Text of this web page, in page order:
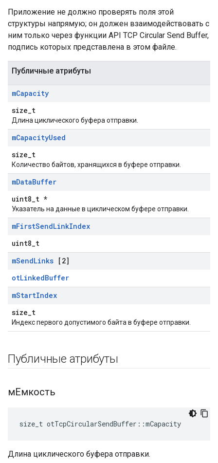
Приложение не должно проверять поля этой
структуры напрямую; он должен взаимодействовать с
ним только через функции API TCP Circular Send Buffer,
подпись которых представлена ​​в этом файле.
Публичные атрибуты
mCapacity
size_t
Длина циклического буфера отправки.
mCapacityUsed
size_t
Количество байтов, хранящихся в буфере отправки.
mDataBuffer
uint8_t *
Указатель на данные в циклическом буфере отправки.
mFirstSendLinkIndex
uint8_t
mSendLinks [2]
otLinkedBuffer
mStartIndex
size_t
Индекс первого допустимого байта в буфере отправки.
Публичные атрибуты
мЕмкость
size_t otTcpCircularSendBuffer ::mCapacity
Длина циклического буфера отправки.